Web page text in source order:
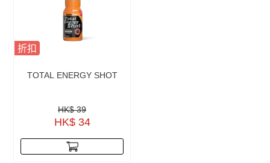
折扣
TOTAL ENERGY SHOT
HK$ 39
HK$ 34